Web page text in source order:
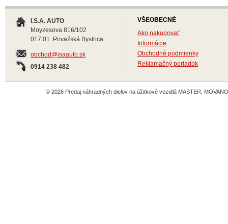
I.S.A. AUTO
Moyzesova 816/102
017 01 Považská Bystrica
obchod@isaauto.sk
0914 238 482
VŠEOBECNÉ
Ako nakupovať
Informácie
Obchodné podmienky
Reklamačný poriadok
© 2026 Predaj náhradných dielov na úžitkové vozidlá MASTER,